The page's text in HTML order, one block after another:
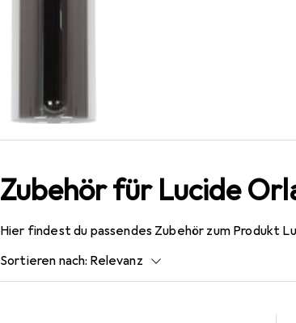
Zubehör für Lucide
Hier findest du passendes Zubehör zum Produkt
Sortieren nach: Relevanz